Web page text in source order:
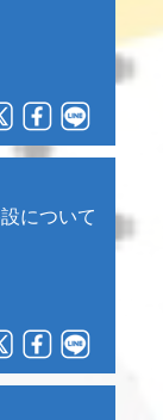
について